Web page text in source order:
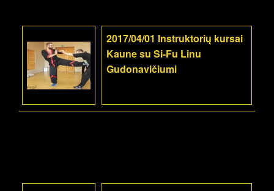
2017/04/01 Instruktorių kursai
Kaune su Si-Fu Linu
Gudonavičiumi